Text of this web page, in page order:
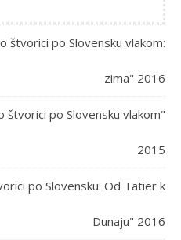
štvorici po Slovensku vlakom:
zima" 2016
štvorici po Slovensku vlakom"
2015
po Slovensku: Od Tatier k
Dunaju" 2016